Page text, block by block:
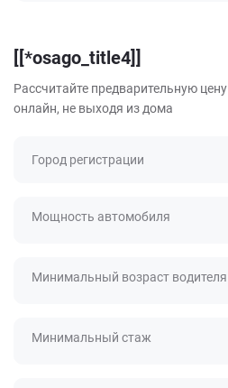
[[*osago_title4]]
Рассчитайте предварительную
онлайн, не выходя из дома
Город регистрации
Мощность автомобиля
Минимальный возраст водителя
Минимальный стаж